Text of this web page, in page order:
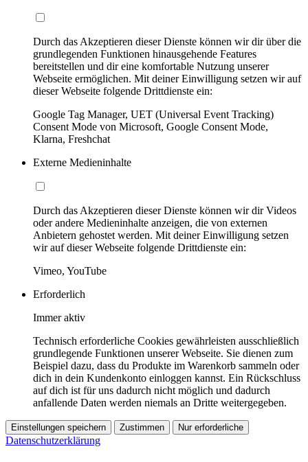
Durch das Akzeptieren dieser Dienste können wir dir über die
grundlegenden Funktionen hinausgehende Features
bereitstellen und dir eine komfortable Nutzung unserer
Webseite ermöglichen. Mit deiner Einwilligung setzen wir auf
dieser Webseite folgende Drittdienste ein:
Google Tag Manager, UET (Universal Event Tracking)
Consent Mode von Microsoft, Google Consent Mode,
Klarna, Freshchat
Externe Medieninhalte
Durch das Akzeptieren dieser Dienste können wir dir Videos
oder andere Medieninhalte anzeigen, die von externen
Anbietern gehostet werden. Mit deiner Einwilligung setzen
wir auf dieser Webseite folgende Drittdienste ein:
Vimeo, YouTube
Erforderlich
Immer aktiv
Technisch erforderliche Cookies gewährleisten ausschließlich
grundlegende Funktionen unserer Webseite. Sie dienen zum
Beispiel dazu, dass du Produkte im Warenkorb sammeln oder
dich in dein Kundenkonto einloggen kannst. Ein Rückschluss
auf dich ist für uns dadurch nicht möglich und dadurch
anfallende Daten werden niemals an Dritte weitergegeben.
Einstellungen speichern Zustimmen Nur erforderliche
Datenschutzerklärung